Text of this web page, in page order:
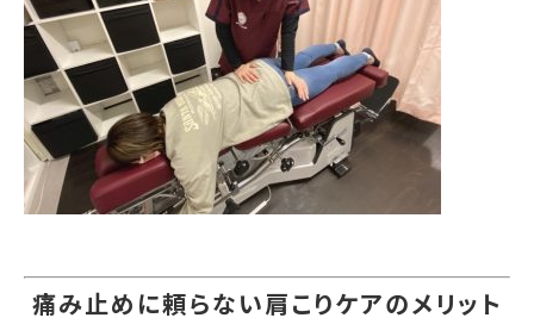
痛み止めに頼らない肩こりケアのメリット